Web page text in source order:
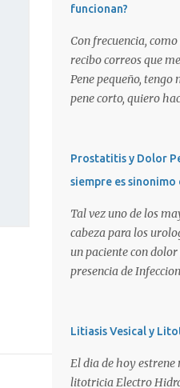
funcionan?
Con frecuencia,
recibo correos que
Pene pequeño, tengo
pene corto, quiero
aplicarme alguna
me puedo operar
verdad es que es
estos terminos, para
CORRECTO
CORRECTO
hormonales
madre, o
Prostatitis y Dolor
siempre es
Tal vez uno de los
cabeza para los
un paciente con
presencia de
esta es la principal
prostatitis, utilizada
Litiasis Vesical y
El dia de hoy estrene
litotricia Electro